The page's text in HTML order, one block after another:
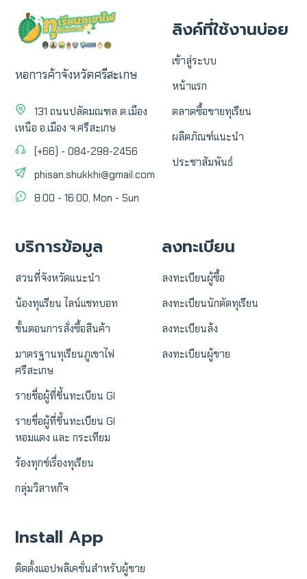
หอการค้าจังหวัดศรีสะเกษ
131 ถนนปลัดมณฑล ต.เมือง
เหนือ อ.เมือง จ.ศรีสะเกษ
(+66) - 084-298-2456
phisan.shukkhi@gmail.com
8:00 - 16:00, Mon - Sun
ลิงค์ที่ใช้งานบ่อย
เข้าสู่ระบบ
หน้าแรก
ตลาดซื้อขายทุเรียน
ผลิตภัณฑ์แนะนำ
ประชาสัมพันธ์
บริการข้อมูล
สวนที่จังหวัดแนะนำ
น้องทุเเรียน ไลน์แชทบอท
ขั้นตอนการสั่งซื้อสินค้า
มาตรฐานทุเรียนภูเขาไฟ
ศรีสะเกษ
รายชื่อผู้ที่ขึ้นทะเบียน GI
รายชื่อผู้ที่ขึ้นทะเบียน GI
หอมแดง และ กระเทียม
ร้องทุกข์เรื่องทุเรียน
กลุ่มวิสาหกิจ
ลงทะเบียน
ลงทะเบียนผู้ซื้อ
ลงทะเบียนนักตัดทุเรียน
ลงทะเบียนล้ง
ลงทะเบียนผู้ขาย
Install App
ติดตั้งแอปพลิเคชั่นสำหรับผู้ขาย